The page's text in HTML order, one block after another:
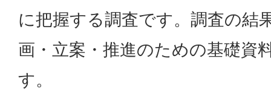
に把握する調査です。調査の結
画・立案・推進のための基礎資
す。